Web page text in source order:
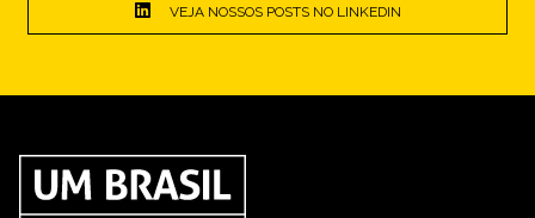
VEJA NOSSOS POSTS NO LINKEDIN